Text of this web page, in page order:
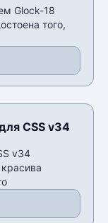
Glock-18
того,
CSS v34
v34